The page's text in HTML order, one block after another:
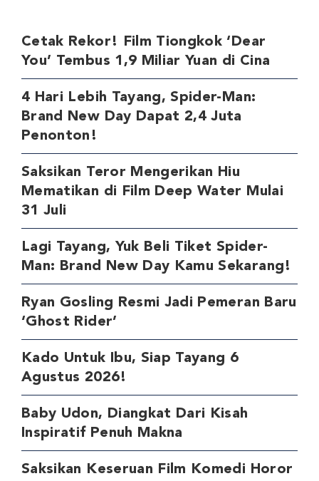
Cetak Rekor! Film Tiongkok ‘Dear
You’ Tembus 1,9 Miliar Yuan di Cina
4 Hari Lebih Tayang, Spider-Man:
Brand New Day Dapat 2,4 Juta
Penonton!
Saksikan Teror Mengerikan Hiu
Mematikan di Film Deep Water Mulai
31 Juli
Lagi Tayang, Yuk Beli Tiket Spider-
Man: Brand New Day Kamu Sekarang!
Ryan Gosling Resmi Jadi Pemeran Baru
‘Ghost Rider’
Kado Untuk Ibu, Siap Tayang 6
Agustus 2026!
Baby Udon, Diangkat Dari Kisah
Inspiratif Penuh Makna
Saksikan Keseruan Film Komedi Horor